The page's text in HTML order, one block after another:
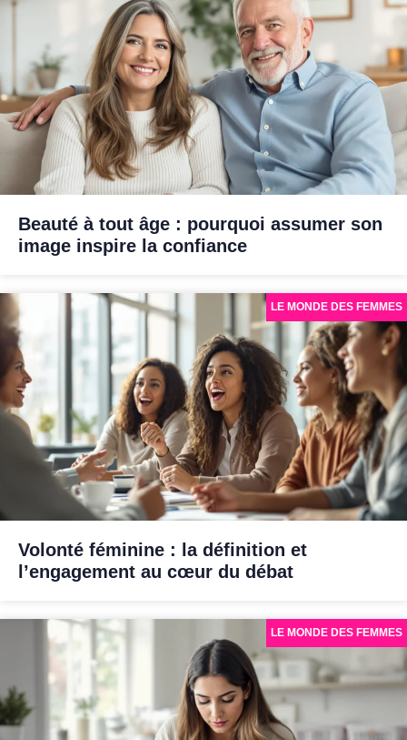
Beauté à tout âge : pourquoi assumer son
image inspire la confiance
Volonté féminine : la définition et
l’engagement au cœur du débat
LE MONDE DES FEMMES
LE MONDE DES FEMMES